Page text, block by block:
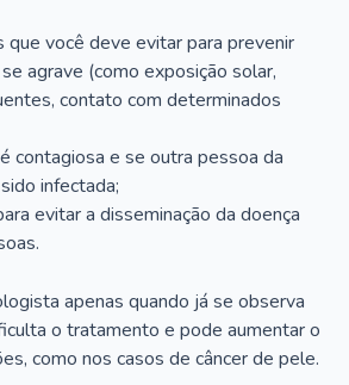
que você deve evitar para prevenir
agrave (como exposição solar,
contato com determinados
contagiosa e se outra pessoa da
infectada;
evitar a disseminação da doença
apenas quando já se observa
o tratamento e pode aumentar o
como nos casos de câncer de pele.